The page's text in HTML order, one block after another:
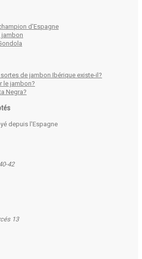
d'Espagne
de jambon Ibérique existe-il?
le jambon?
Negra?
depuis l'Espagne
42
13